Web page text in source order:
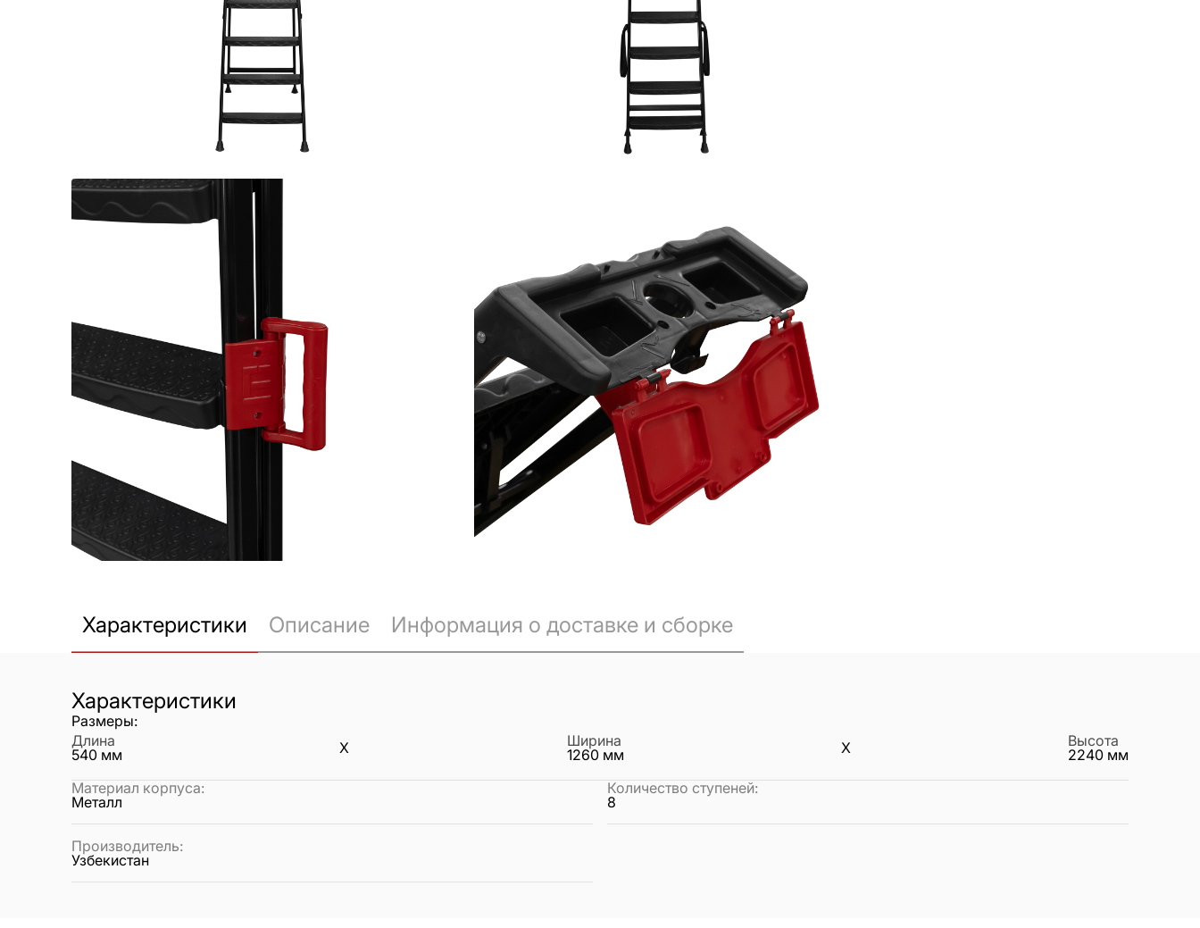
Характеристики Описание Информация о доставке и сборке
Характеристики
Размеры:
Длина
540 мм X
Ширина
1260 мм X
Высота
2240 мм
Материал корпуса:
Металл
Количество ступеней:
8
Производитель:
Узбекистан